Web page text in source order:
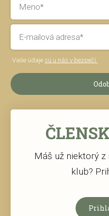
Vaše údaje sú u nás v bezpečí.
Máš už niektorý z
klub?